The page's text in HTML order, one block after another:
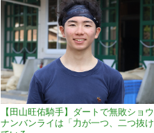
【田山旺佑騎手】ダートで無敗ショウ
ナンバンライは「力が一つ、二つ抜け